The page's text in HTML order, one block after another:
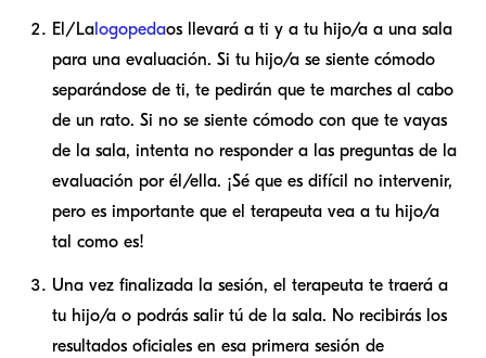
El/La logopedaos llevará a ti y a tu hijo/a a una sala
para una evaluación. Si tu hijo/a se siente cómodo
separándose de ti, te pedirán que te marches al cabo
de un rato. Si no se siente cómodo con que te vayas
de la sala, intenta no responder a las preguntas de la
evaluación por él/ella. ¡Sé que es difícil no intervenir,
pero es importante que el terapeuta vea a tu hijo/a
tal como es!
Una vez finalizada la sesión, el terapeuta te traerá a
tu hijo/a o podrás salir tú de la sala. No recibirás los
resultados oficiales en esa primera sesión de